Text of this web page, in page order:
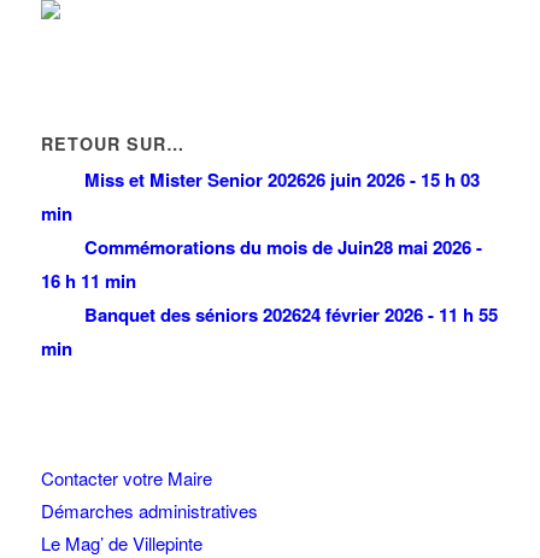
RETOUR SUR…
Miss et Mister Senior 202626 juin 2026 - 15 h 03
min
Commémorations du mois de Juin28 mai 2026 -
16 h 11 min
Banquet des séniors 202624 février 2026 - 11 h 55
min
Contacter votre Maire
Démarches administratives
Le Mag’ de Villepinte